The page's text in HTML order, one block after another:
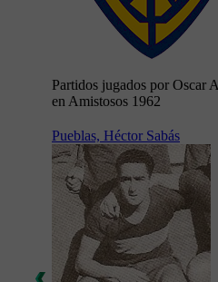
Partidos jugados por Oscar
en Amistosos 1962
Pueblas, Héctor Sabás